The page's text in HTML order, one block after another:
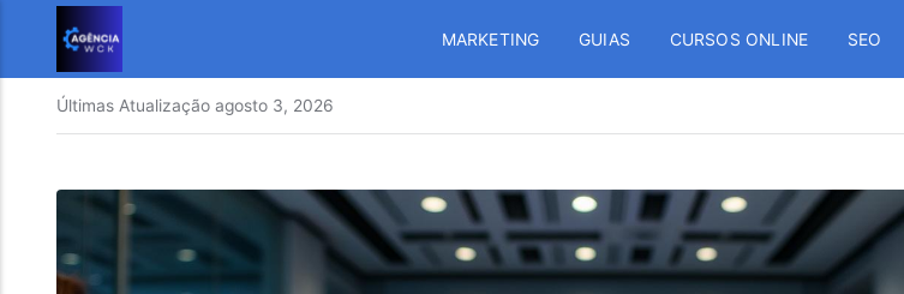
MARKETING GUIAS CURSOS ONLINE SEO
Últimas Atualização agosto 3, 2026